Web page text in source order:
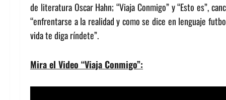
de literatura Oscar Hahn; “Viaja Conmigo” y “Esto es”,
“enfrentarse a la realidad y como se dice en lenguaje
vida te diga ríndete”.
Mira el Video “Viaja Conmigo”: